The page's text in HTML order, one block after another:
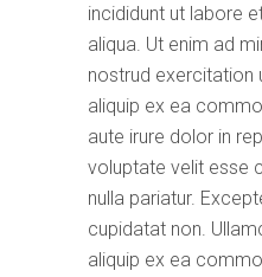
incididunt ut labore
aliqua. Ut enim ad
nostrud exercitation
aliquip ex ea
aute irure dolor in
voluptate velit esse
nulla pariatur.
cupidatat non.
aliquip ex ea